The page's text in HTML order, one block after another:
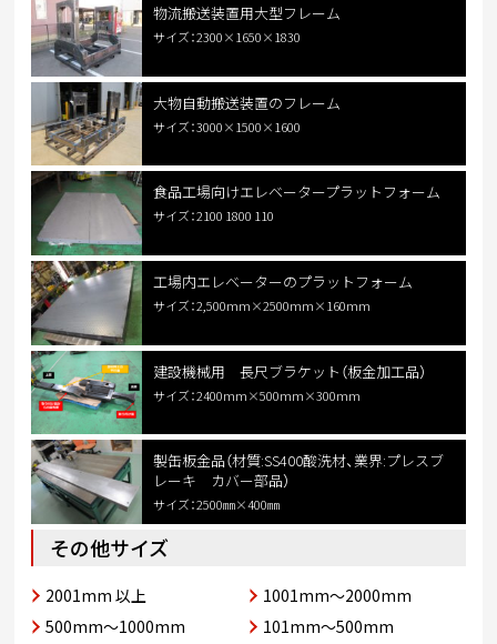
物流搬送装置用大型フレーム
サイズ：2300×1650×1830
大物自動搬送装置のフレーム
サイズ：3000×1500×1600
食品工場向けエレベータープラットフォーム
サイズ：2100 1800 110
工場内エレベーターのプラットフォーム
サイズ：2,500mm×2500mm×160mm
建設機械用 長尺ブラケット（板金加工品）
サイズ：2400mm×500mm×300mm
製缶板金品（材質:SS400酸洗材、業界:プレスブ
レーキ カバー部品）
サイズ：2500㎜×400㎜
その他サイズ
2001mm 以上
1001mm～2000mm
500mm～1000mm
101mm～500mm